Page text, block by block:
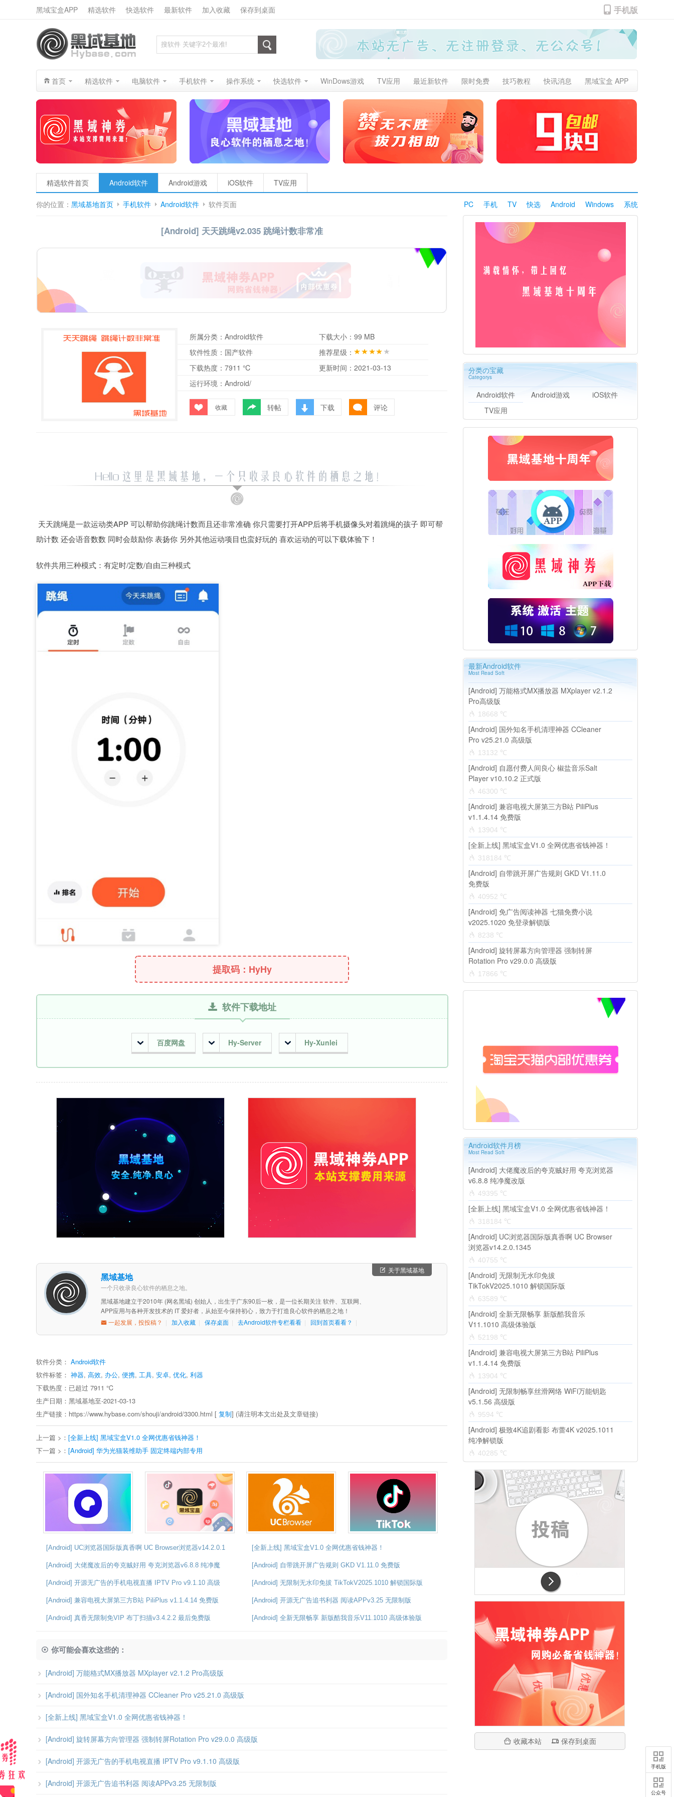
手机版
公众号
黑域宝盒APP 精选软件 快选软件 最新软件 加入收藏 保存到桌面 手机版
首页 精选软件 电脑软件 手机软件 操作系统 快选软件 WinDows游戏 TV应用 最近新软件 限时免费 技巧教程 快讯消息 黑域宝盒 APP
精选软件首页 Android软件 Android游戏 iOS软件 TV应用
你的位置： 黑域基地首页 手机软件 Android软件 软件页面 PC 手机 TV 快选 Android Windows 系统
[Android] 天天跳绳v2.035 跳绳计数非常准
所属分类： Android软件 下载大小： 99 MB
软件性质： 国产软件
推荐星级：
下载热度： 7911 ℃ 更新时间： 2021-03-13
运行环境： Android/
收藏 转帖 下载 评论
天天跳绳是一款运动类APP 可以帮助你跳绳计数而且还非常准确 你只需要打开APP后将手机摄像头对着跳绳的孩子 即可帮
助计数 还会语音数数 同时会鼓励你 表扬你 另外其他运动项目也蛮好玩的 喜欢运动的可以下载体验下！
软件共用三种模式：有定时/定数/自由三种模式
提取码：HyHy
软件下载地址
百度网盘 Hy-Server Hy-Xunlei
黑域基地
一个只收录良心软件的栖息之地。
黑域基地建立于2010年 (网名黑域) 创始人，出生于广东90后一枚，是一位长期关注 软件、互联网、
APP应用与各种开发技术的 IT 爱好者，从始至今保持初心，致力于打造良心软件的栖息之地！
一起发展，投投稿？
加入收藏 保存桌面 去Android软件专栏看看 回到首页看看？
关于黑域基地
软件分类： Android软件
软件标签： 神器, 高效, 办公, 便携, 工具, 安卓, 优化, 利器
下载热度：已超过 7911 ℃
生产日期：黑域基地至-2021-03-13
生产链接：https://www.hybase.com/shouji/android/3300.html [ 复制] (请注明本文出处及文章链接)
上一篇 >： [全新上线] 黑域宝盒V1.0 全网优惠省钱神器！
下一篇 >： [Android] 华为光猫装维助手 固定终端内部专用
[Android] UC浏览器国际版真香啊 UC Browser浏览器v14.2.0.1 [全新上线] 黑域宝盒V1.0 全网优惠省钱神器！
[Android] 大佬魔改后的夸克贼好用 夸克浏览器v6.8.8 纯净魔 [Android] 自带跳开屏广告规则 GKD V1.11.0 免费版
[Android] 开源无广告的手机电视直播 IPTV Pro v9.1.10 高级 [Android] 无限制无水印免拔 TikTokV2025.1010 解锁国际版
[Android] 兼容电视大屏第三方B站 PiliPlus v1.1.4.14 免费版 [Android] 开源无广告追书利器 阅读APPv3.25 无限制版
[Android] 真香无限制免VIP 布丁扫描v3.4.2.2 最后免费版 [Android] 全新无限畅享 新版酷我音乐V11.1010 高级体验版
你可能会喜欢这些的：
[Android] 万能格式MX播放器 MXplayer v2.1.2 Pro高级版
[Android] 国外知名手机清理神器 CCleaner Pro v25.21.0 高级版
[全新上线] 黑域宝盒V1.0 全网优惠省钱神器！
[Android] 旋转屏幕方向管理器 强制转屏Rotation Pro v29.0.0 高级版
[Android] 开源无广告的手机电视直播 IPTV Pro v9.1.10 高级版
[Android] 开源无广告追书利器 阅读APPv3.25 无限制版
分类の宝藏
Categorys
Android软件 Android游戏
iOS软件
TV应用
最新Android软件
Most Read Soft
[Android] 万能格式MX播放器 MXplayer v2.1.2
Pro高级版
18668 ℃
[Android] 国外知名手机清理神器 CCleaner
Pro v25.21.0 高级版
13132 ℃
[Android] 自愿付费人间良心 椒盐音乐Salt
Player v10.10.2 正式版
46300 ℃
[Android] 兼容电视大屏第三方B站 PiliPlus
v1.1.4.14 免费版
13904 ℃
[全新上线] 黑域宝盒V1.0 全网优惠省钱神器！
318184 ℃
[Android] 自带跳开屏广告规则 GKD V1.11.0
免费版
40952 ℃
[Android] 免广告阅读神器 七猫免费小说
v2025.1020 免登录解锁版
8238 ℃
[Android] 旋转屏幕方向管理器 强制转屏
Rotation Pro v29.0.0 高级版
17866 ℃
Android软件月榜
Most Read Soft
[Android] 大佬魔改后的夸克贼好用 夸克浏览器
v6.8.8 纯净魔改版
49395 ℃
[全新上线] 黑域宝盒V1.0 全网优惠省钱神器！
318184 ℃
[Android] UC浏览器国际版真香啊 UC Browser
浏览器v14.2.0.1345
40755 ℃
[Android] 无限制无水印免拔
TikTokV2025.1010 解锁国际版
63589 ℃
[Android] 全新无限畅享 新版酷我音乐
V11.1010 高级体验版
52198 ℃
[Android] 兼容电视大屏第三方B站 PiliPlus
v1.1.4.14 免费版
13904 ℃
[Android] 无限制畅享丝滑网络 WiFi万能钥匙
v5.1.56 高级版
9594 ℃
[Android] 极致4K追剧看影 布蕾4K v2025.1011
纯净解锁版
40285 ℃
收藏本站 保存到桌面